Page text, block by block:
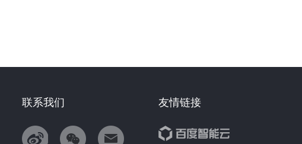
友情链接
联系我们